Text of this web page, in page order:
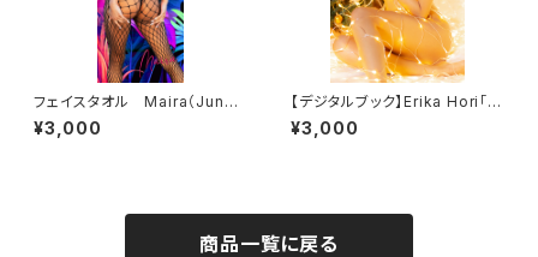
フェイスタオル Maira（Jungl
e）
¥3,000
【デジタルブック】Erika Hori「C
hristmas」DAREA dream fa
ctory magazine
¥3,000
商品一覧に戻る